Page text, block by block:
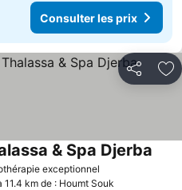
Consulter les prix
Partager
exceptionnel
& Spa Djerba
11.4 km de : Houmt Souk